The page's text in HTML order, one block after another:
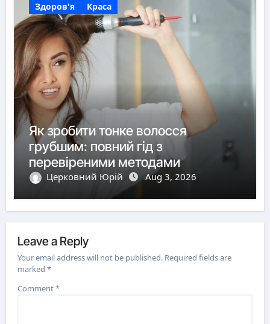
Здоров'я Краса
Як зробити тонке волосся
грубшим: повний гід з
перевіреними методами
Церковний Юрій Aug 3, 2026
Leave a Reply
Your email address will not be published. Required fields are
marked*
Comment*